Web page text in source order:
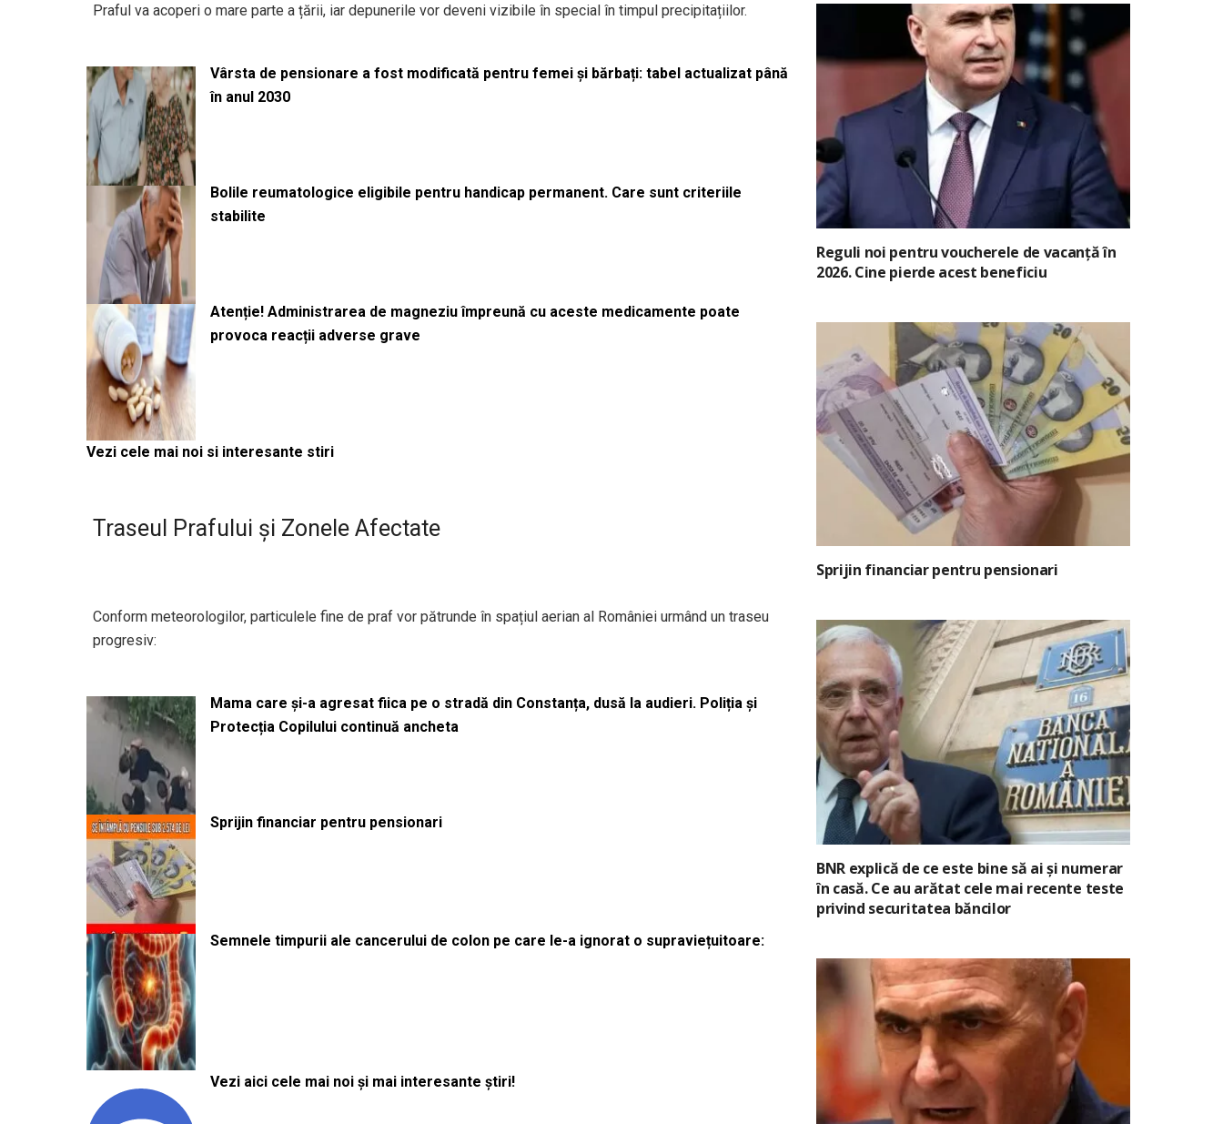
Praful va acoperi o mare parte a țării, iar depunerile vor deveni vizibile în special în timpul precipitațiilor.
Vârsta de pensionare a fost modificată pentru femei și bărbați: tabel actualizat până
în anul 2030
Bolile reumatologice eligibile pentru handicap permanent. Care sunt criteriile
stabilite
Atenție! Administrarea de magneziu împreună cu aceste medicamente poate
provoca reacții adverse grave
Vezi cele mai noi si interesante stiri
Traseul Prafului și Zonele Afectate
Conform meteorologilor, particulele fine de praf vor pătrunde în spațiul aerian al României urmând un traseu
progresiv:
Mama care și-a agresat fiica pe o stradă din Constanța, dusă la audieri. Poliția și
Protecția Copilului continuă ancheta
Sprijin financiar pentru pensionari
Semnele timpurii ale cancerului de colon pe care le-a ignorat o supraviețuitoare:
Vezi aici cele mai noi și mai interesante știri!
Reguli noi pentru voucherele de vacanță în
2026. Cine pierde acest beneficiu
Sprijin financiar pentru pensionari
BNR explică de ce este bine să ai și numerar
în casă. Ce au arătat cele mai recente teste
privind securitatea băncilor